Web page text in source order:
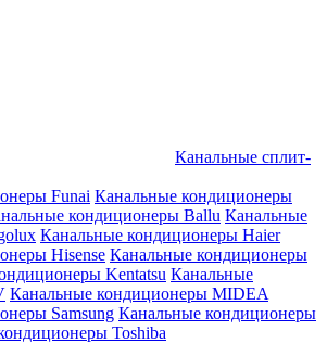
Канальные сплит-
Funai Канальные кондиционеры
кондиционеры Ballu Канальные
Канальные кондиционеры Haier
Hisense Канальные кондиционеры
Kentatsu Канальные
Канальные кондиционеры MIDEA
Samsung Канальные кондиционеры
Toshiba